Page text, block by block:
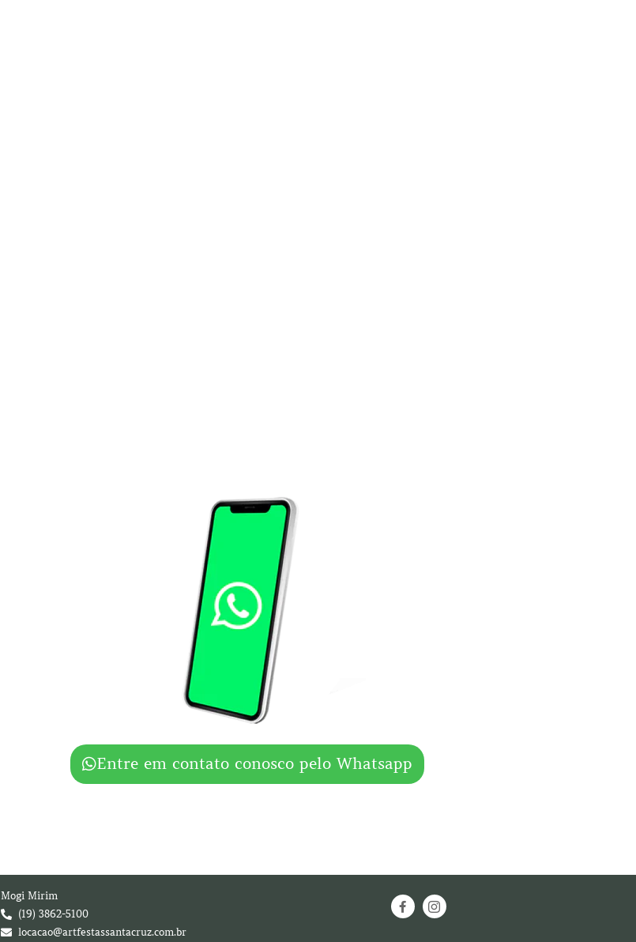
Entre em contato conosco pelo Whatsapp
Mogi Mirim
(19) 3862-5100
locacao@artfestassantacruz.com.br